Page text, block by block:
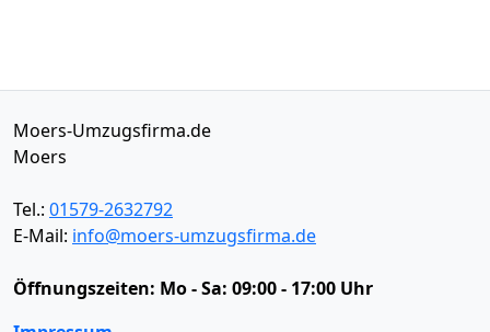
Moers-Umzugsfirma.de
Moers
Tel.: 01579-2632792
E-Mail: info@moers-umzugsfirma.de
Öffnungszeiten: Mo - Sa: 09:00 - 17:00 Uhr